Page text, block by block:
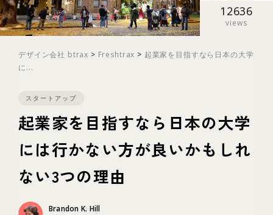
デザイン
イノベーション
スタートアップ
テクノロジー
ブランディング
12636
views
デザイン会社 btrax > Freshtrax > 起業家を目指すなら日本の大学
に...
スタートアップ
起業家を目指すなら日本の大学
には行かない方が良いかもしれ
ない3つの理由
Brandon K. Hill